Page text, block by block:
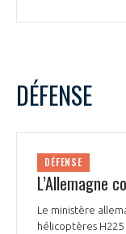
DÉFENSE
DÉFENSE
L’Allemagne
Le ministère
hélicoptères